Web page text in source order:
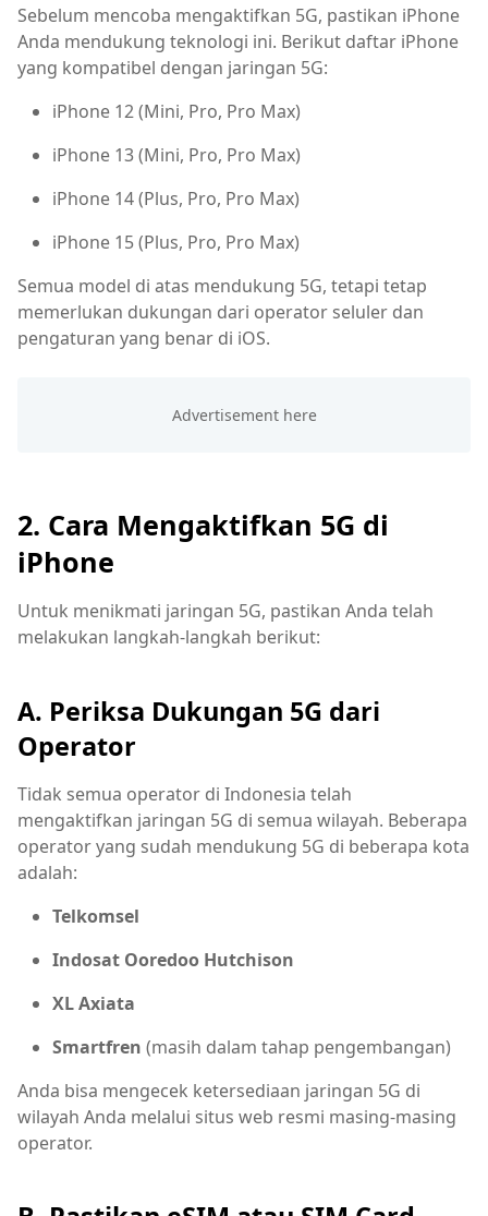
Sebelum mencoba mengaktifkan 5G, pastikan iPhone
Anda mendukung teknologi ini. Berikut daftar iPhone
yang kompatibel dengan jaringan 5G:
iPhone 12 (Mini, Pro, Pro Max)
iPhone 13 (Mini, Pro, Pro Max)
iPhone 14 (Plus, Pro, Pro Max)
iPhone 15 (Plus, Pro, Pro Max)
Semua model di atas mendukung 5G, tetapi tetap
memerlukan dukungan dari operator seluler dan
pengaturan yang benar di iOS.
2. Cara Mengaktifkan 5G di
iPhone
Untuk menikmati jaringan 5G, pastikan Anda telah
melakukan langkah-langkah berikut:
A. Periksa Dukungan 5G dari
Operator
Tidak semua operator di Indonesia telah
mengaktifkan jaringan 5G di semua wilayah. Beberapa
operator yang sudah mendukung 5G di beberapa kota
adalah:
Telkomsel
Indosat Ooredoo Hutchison
XL Axiata
Smartfren (masih dalam tahap pengembangan)
Anda bisa mengecek ketersediaan jaringan 5G di
wilayah Anda melalui situs web resmi masing-masing
operator.